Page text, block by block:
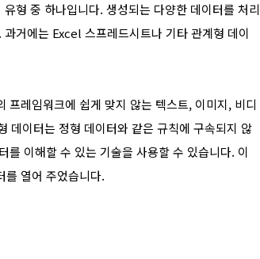
형 중 하나입니다. 생성되는 다양한 데이터를 처리
거에는 Excel 스프레드시트나 기타 관계형 데이
프레임워크에 쉽게 맞지 않는 텍스트, 이미지, 비디
데이터는 정형 데이터와 같은 규칙에 구속되지 않
를 이해할 수 있는 기술을 사용할 수 있습니다. 이
를 열어 주었습니다.